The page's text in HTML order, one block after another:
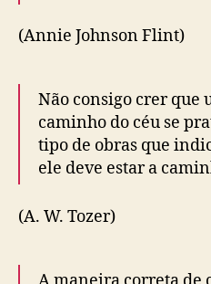
(Annie Johnson Flint)
Não consigo crer que
caminho do céu se
tipo de obras que
ele deve estar a
(A. W. Tozer)